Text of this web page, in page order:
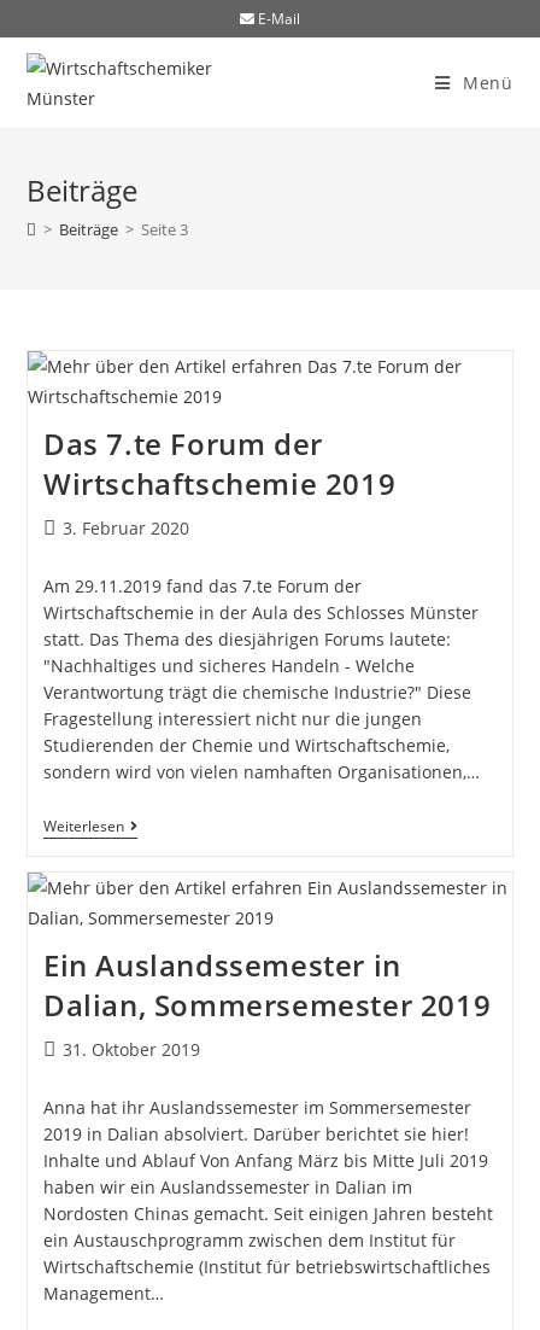
E-Mail
Menü
Beiträge
> Beiträge > Seite 3
Das 7.te Forum der
Wirtschaftschemie 2019
3. Februar 2020
Am 29.11.2019 fand das 7.te Forum der
Wirtschaftschemie in der Aula des Schlosses Münster
statt. Das Thema des diesjährigen Forums lautete:
"Nachhaltiges und sicheres Handeln - Welche
Verantwortung trägt die chemische Industrie?" Diese
Fragestellung interessiert nicht nur die jungen
Studierenden der Chemie und Wirtschaftschemie,
sondern wird von vielen namhaften Organisationen,…
Weiterlesen
Ein Auslandssemester in
Dalian, Sommersemester 2019
31. Oktober 2019
Anna hat ihr Auslandssemester im Sommersemester
2019 in Dalian absolviert. Darüber berichtet sie hier!
Inhalte und Ablauf Von Anfang März bis Mitte Juli 2019
haben wir ein Auslandssemester in Dalian im
Nordosten Chinas gemacht. Seit einigen Jahren besteht
ein Austauschprogramm zwischen dem Institut für
Wirtschaftschemie (Institut für betriebswirtschaftliches
Management…